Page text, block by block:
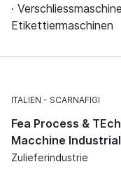
·
Etikettiermaschinen
ITALIEN SCARNAFIGI
Fea Process &
Macchine
Zulieferindustrie